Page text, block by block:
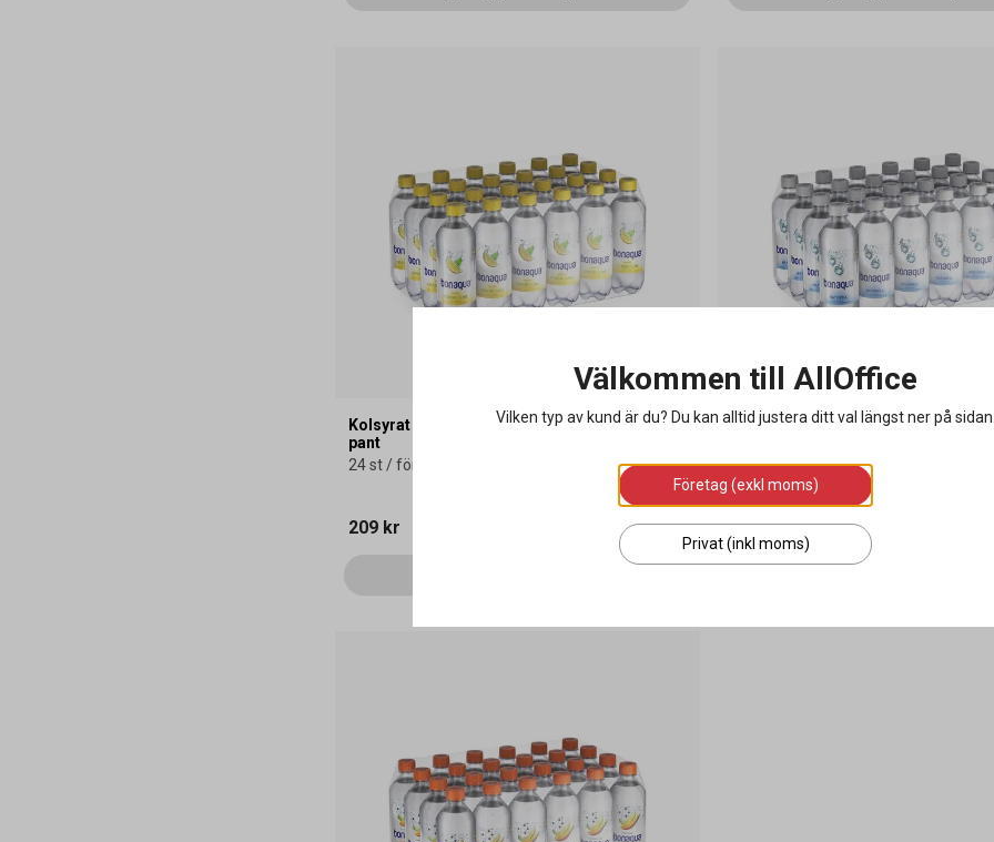
Kolsyrat Vatten Bonaqua Citrus PET 50cl exkl
pant
24 st / förpackning
209 kr
Kolsyrat Vatten Bonaqua Naturell
24 st / förpackning
209 kr
Välkommen till AllOffice
Vilken typ av kund är du? Du kan alltid justera ditt val längst ner på sidan.
Företag (exkl moms)
Privat (inkl moms)